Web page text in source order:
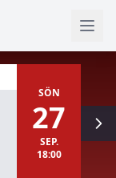
SÖN
27
SEP.
18:00